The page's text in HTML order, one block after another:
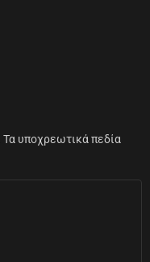
Τα υποχρεωτικά πεδία